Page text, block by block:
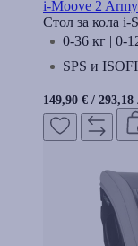
i-Moove 2
Стол за кола i-
0-36 кг | 0-
SPS и
149,90 € / 293,18